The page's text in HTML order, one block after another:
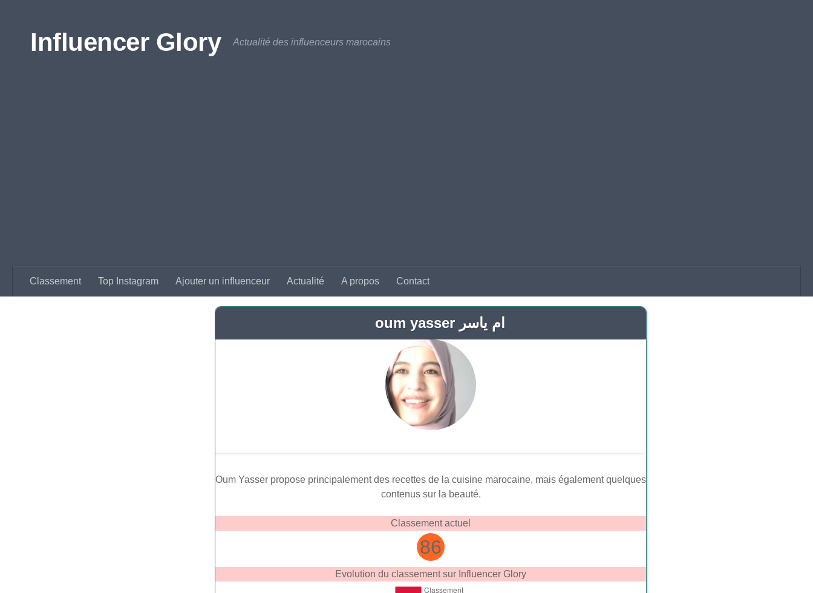
Influencer Glory Actualité des influenceurs marocains
Classement Top Instagram Ajouter un influenceur Actualité A propos Contact
oum yasser ام ياسر
Oum Yasser propose principalement des recettes de la cuisine marocaine, mais également quelques
contenus sur la beauté.
Classement actuel
86
Evolution du classement sur Influencer Glory